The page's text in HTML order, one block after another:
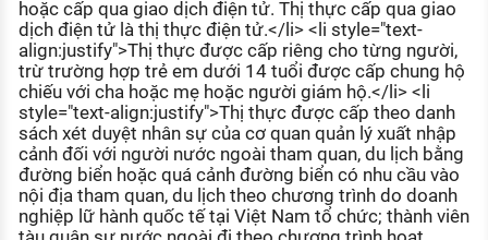
hoặc cấp qua giao dịch điện tử. Thị thực cấp qua giao
dịch điện tử là thị thực điện tử.</li> <li style="text-
align:justify">Thị thực được cấp riêng cho từng người,
trừ trường hợp trẻ em dưới 14 tuổi được cấp chung hộ
chiếu với cha hoặc mẹ hoặc người giám hộ.</li> <li
style="text-align:justify">Thị thực được cấp theo danh
sách xét duyệt nhân sự của cơ quan quản lý xuất nhập
cảnh đối với người nước ngoài tham quan, du lịch bằng
đường biển hoặc quá cảnh đường biển có nhu cầu vào
nội địa tham quan, du lịch theo chương trình do doanh
nghiệp lữ hành quốc tế tại Việt Nam tổ chức; thành viên